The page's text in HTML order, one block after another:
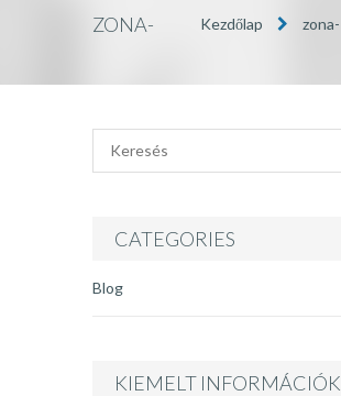
ZONA-
»
BUDAPEST
INFÓ
Kezdőlap
zona-
CATEGORIES
Blog
KIEMELT INFORMÁCIÓK